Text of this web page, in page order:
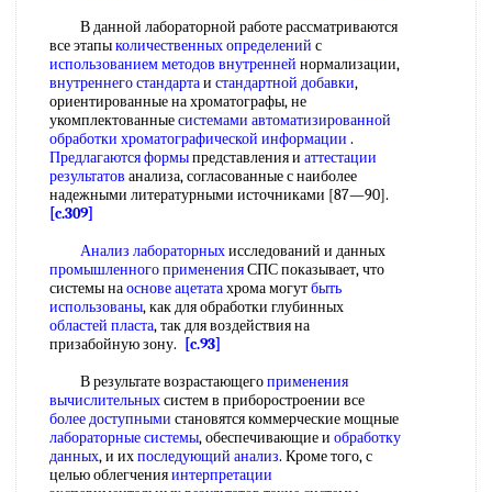
В данной лабораторной работе рассматриваются
все этапыколичественных определений с
использованием методов внутренней нормализации,
внутреннего стандартаи стандартной добавки,
ориентированные на хроматографы, не
укомплектованныесистемами автоматизированной
обработки хроматографической информации .
Предлагаются формыпредставления и аттестации
результатов анализа, согласованные с наиболее
надежными литературными источниками [87—90].
[c.309]
Анализ лабораторныхисследований и данных
промышленного примененияСПС показывает, что
системы наоснове ацетатахрома могутбыть
использованы, как для обработки глубинных
областей пласта, так для воздействия на
призабойную зону.
[c.93]
В результате возрастающегоприменения
вычислительныхсистем в приборостроении все
более доступными становятся коммерческие мощные
лабораторные системы, обеспечивающие и обработку
данных, и ихпоследующий анализ. Кроме того, с
целью облегченияинтерпретации